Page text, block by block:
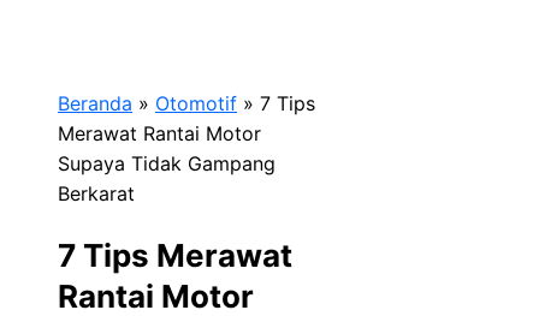
Beranda » Otomotif » 7 Tips
Merawat Rantai Motor
Supaya Tidak Gampang
Berkarat
7 Tips Merawat
Rantai Motor